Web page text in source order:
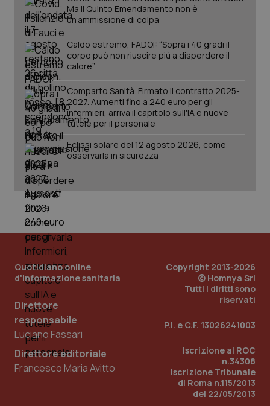
Ma il Quinto Emendamento non è
un’ammissione di colpa
Caldo estremo, FADOI: “Sopra i 40 gradi il
corpo può non riuscire più a disperdere il
calore”
Comparto Sanità. Firmato il contratto 2025-
2027. Aumenti fino a 240 euro per gli
infermieri, arriva il capitolo sull'IA e nuove
tutele per il personale
Eclissi solare del 12 agosto 2026, come
osservarla in sicurezza
Quotidiano online
d'informazione sanitaria
Direttore
responsabile
Luciano Fassari
Direttore editoriale
Francesco Maria Avitto
Copyright 2013-2026
© Homnya Srl
Tutti i diritti sono
riservati
P.I. e C.F. 13026241003
Iscrizione al ROC
n.34308
Iscrizione Tribunale
di Roma n.115/2013
del 22/05/2013
PHPSESSID
.quotidianosanita.it
1
mese